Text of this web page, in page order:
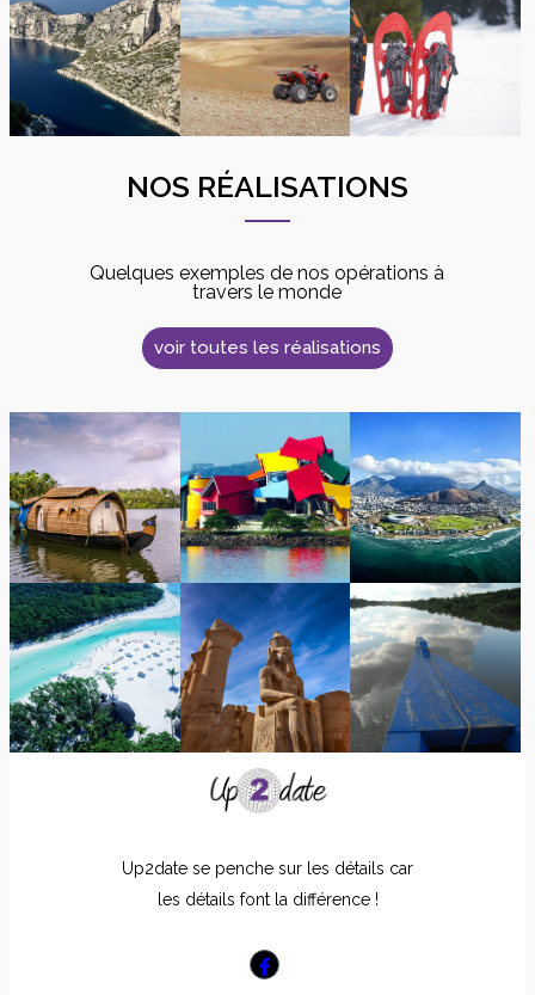
NOS RÉALISATIONS
Quelques exemples de nos opérations à
travers le monde
voir toutes les réalisations
Up2date se penche sur les détails car
les détails font la différence !